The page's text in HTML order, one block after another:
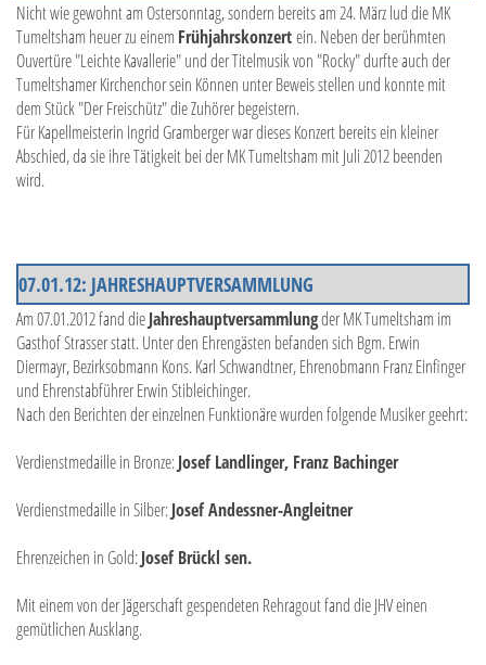
Nicht wie gewohnt am Ostersonntag, sondern bereits am 24. März lud die MK
Tumeltsham heuer zu einem Frühjahrskonzertein. Neben der berühmten
Ouvertüre "Leichte Kavallerie" und der Titelmusik von "Rocky" durfte auch der
Tumeltshamer Kirchenchor sein Können unter Beweis stellen und konnte mit
dem Stück "Der Freischütz" die Zuhörer begeistern.
Für Kapellmeisterin Ingrid Gramberger war dieses Konzert bereits ein kleiner
Abschied, da sie ihre Tätigkeit bei der MK Tumeltsham mit Juli 2012 beenden
wird.
07.01.12: JAHRESHAUPTVERSAMMLUNG
Am 07.01.2012 fand dieJahreshauptversammlungder MK Tumeltsham im
Gasthof Strasser statt. Unter den Ehrengästen befanden sich Bgm. Erwin
Diermayr, Bezirksobmann Kons. Karl Schwandtner, Ehrenobmann Franz Einfinger
und Ehrenstabführer Erwin Stibleichinger.
Nach den Berichten der einzelnen Funktionäre wurden folgende Musiker geehrt:
Verdienstmedaille in Bronze:Josef Landlinger, Franz Bachinger
Verdienstmedaille in Silber:Josef Andessner-Angleitner
Ehrenzeichen in Gold:Josef Brückl sen.
Mit einem von der Jägerschaft gespendeten Rehragout fand die JHV einen
gemütlichen Ausklang.